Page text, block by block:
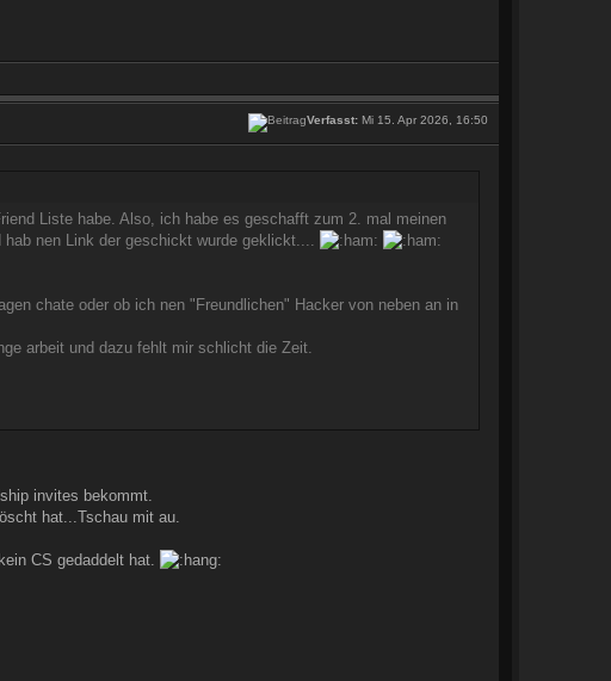
Verfasst:Mi 15. Apr 2026, 16:50
Liste habe. Also, ich habe es geschafft zum 2. mal meinen
nen Link der geschickt wurde geklickt....
chate oder ob ich nen "Freundlichen" Hacker von neben an in
arbeit und dazu fehlt mir schlicht die Zeit.
invites bekommt.
hat...Tschau mit au.
CS gedaddelt hat.